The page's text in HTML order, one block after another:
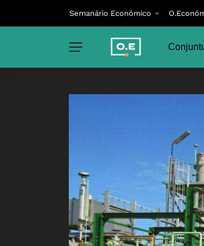
Semanário Económico